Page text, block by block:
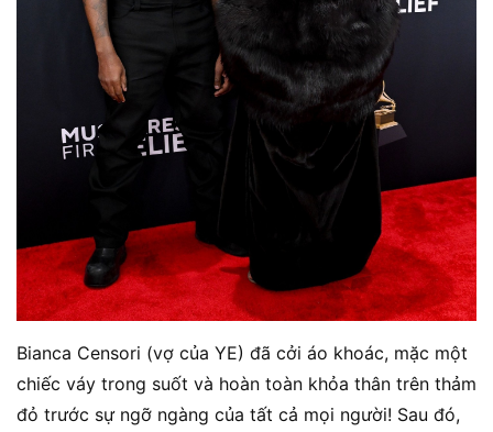
Bianca Censori (vợ của YE) đã cởi áo khoác, mặc một
chiếc váy trong suốt và hoàn toàn khỏa thân trên thảm
đỏ trước sự ngỡ ngàng của tất cả mọi người! Sau đó,